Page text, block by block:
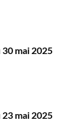
mai 2025
mai 2025